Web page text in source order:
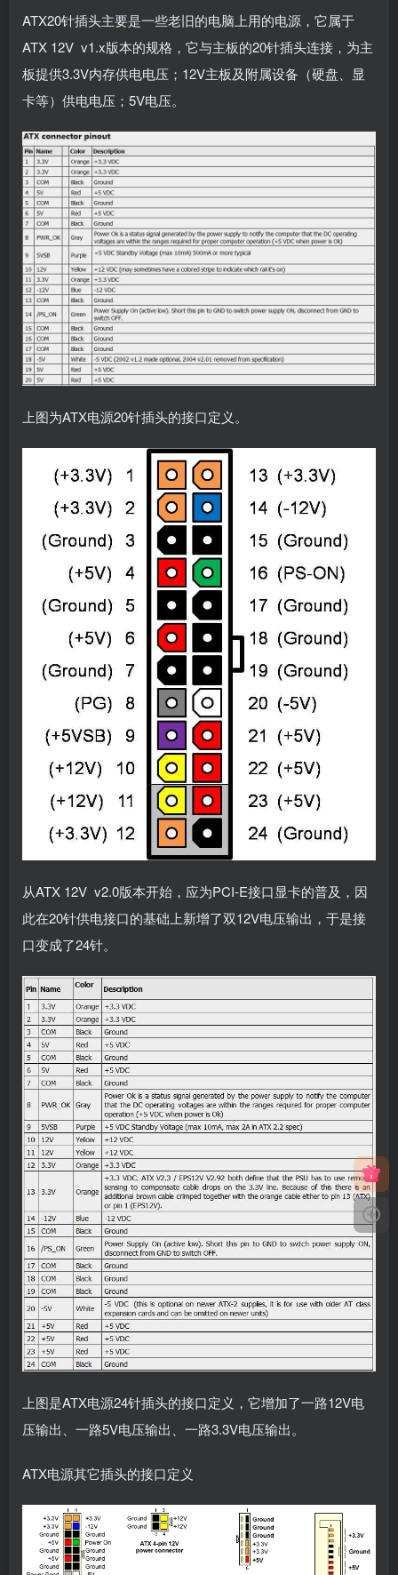
ATX20针插头主要是一些老旧的电脑上用的电源，它属于
ATX 12V v1.x版本的规格，它与主板的20针插头连接，为主
板提供3.3V内存供电电压；12V主板及附属设备（硬盘、显
卡等）供电电压；5V电压。
上图为ATX电源20针插头的接口定义。
从ATX 12V v2.0版本开始，应为PCI-E接口显卡的普及，因
此在20针供电接口的基础上新增了双12V电压输出，于是接
口变成了24针。
上图是ATX电源24针插头的接口定义，它增加了一路12V电
压输出、一路5V电压输出、一路3.3V电压输出。
ATX电源其它插头的接口定义